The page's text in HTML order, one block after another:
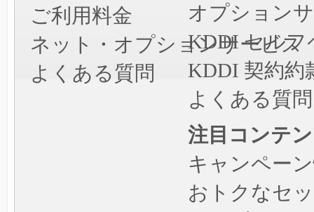
ご利用料金
ネット・オプションサービス
よくある質問
オプション
KDDI セルフ
KDDI 契約約
よくある質問
注目コンテ
キャンペー
おトクなセ